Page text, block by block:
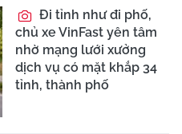
Đi tỉnh như đi phố,
chủ xe VinFast yên tâm
nhờ mạng lưới xưởng
dịch vụ có mặt khắp 34
tỉnh, thành phố